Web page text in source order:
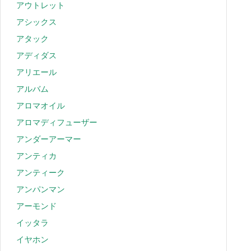
アウトレット
アシックス
アタック
アディダス
アリエール
アルバム
アロマオイル
アロマディフューザー
アンダーアーマー
アンティカ
アンティーク
アンパンマン
アーモンド
イッタラ
イヤホン